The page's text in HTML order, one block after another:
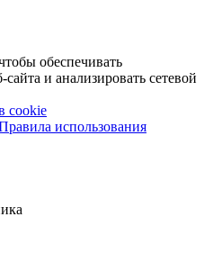
обеспечивать
и анализировать сетевой
cookie
использования